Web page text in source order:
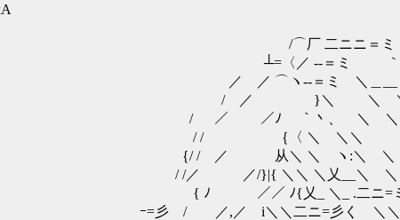
ニ＝ミ
ミ ｀丶
ミ ＼＿__
＼ｰ=
、 ＼ ＼
＼＼ ＼＼
ヽ:＼ ＼ ＼
＼乂__＼ ＼ミ
_ .二ニ=ミ＼
二ニ=彡く ＼＼ `